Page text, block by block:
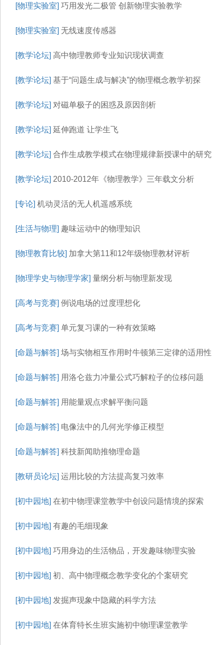
[物理实验室] 巧用发光二极管 创新物理实验教学
[物理实验室] 无线速度传感器
[教学论坛] 高中物理教师专业知识现状调查
[教学论坛] 基于“问题生成与解决”的物理概念教学初探
[教学论坛] 对磁单极子的困惑及原因剖析
[教学论坛] 延伸跑道 让学生飞
[教学论坛] 合作生成教学模式在物理规律新授课中的研究
[教学论坛] 2010-2012年《物理教学》三年载文分析
[专论] 机动灵活的无人机遥感系统
[生活与物理] 趣味运动中的物理知识
[物理教育比较] 加拿大第11和12年级物理教材评析
[物理学史与物理学家] 量纲分析与物理新发现
[高考与竞赛] 例说电场的过度理想化
[高考与竞赛] 单元复习课的一种有效策略
[命题与解答] 场与实物相互作用时牛顿第三定律的适用性
[命题与解答] 用洛仑兹力冲量公式巧解粒子的位移问题
[命题与解答] 用能量观点求解平衡问题
[命题与解答] 电像法中的几何光学修正模型
[命题与解答] 科技新闻助推物理命题
[教研员论坛] 运用比较的方法提高复习效率
[初中园地] 在初中物理课堂教学中创设问题情境的探索
[初中园地] 有趣的毛细现象
[初中园地] 巧用身边的生活物品，开发趣味物理实验
[初中园地] 初、高中物理概念教学变化的个案研究
[初中园地] 发掘声现象中隐藏的科学方法
[初中园地] 在体育特长生班实施初中物理课堂教学